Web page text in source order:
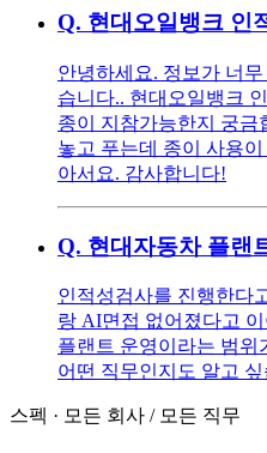
Q. 현대오일뱅크 인
안녕하세요. 정보가 너
습니다.. 현대오일뱅크
종이 지참가능한지 궁금
놓고 푸는데 종이 사용
아서요. 감사합니다!
Q. 현대자동차 플랜
인적성검사를 진행한다
랑 AI면접 없어졌다고
플랜트 운영이라는 범위
어떤 직무인지도 알고
스펙 · 모든 회사 / 모든 직무